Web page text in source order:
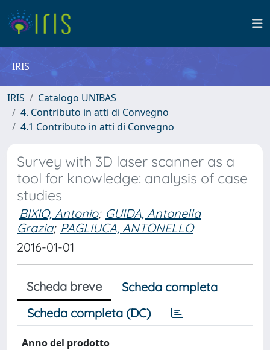
IRIS
IRIS
Catalogo UNIBAS
4. Contributo in atti di Convegno
4.1 Contributo in atti di Convegno
Survey with 3D laser scanner as a
tool for knowledge: analysis of case
studies
BIXIO, Antonio; GUIDA, Antonella
Grazia; PAGLIUCA, ANTONELLO
2016-01-01
Scheda breve
Scheda completa
Scheda completa (DC)
Anno del prodotto